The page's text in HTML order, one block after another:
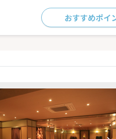
おすすめポイ